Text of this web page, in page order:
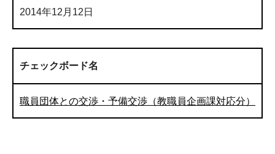
2014年12月12日
チェックボード名
職員団体との交渉・予備交渉（教職員企画課対応分）